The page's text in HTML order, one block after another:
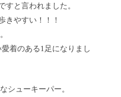
すと言われました。
きやすい！！！
着のある1足になりまし
シューキーパー。